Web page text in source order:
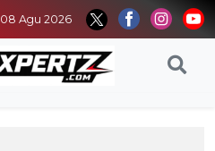
08 Agu 2026